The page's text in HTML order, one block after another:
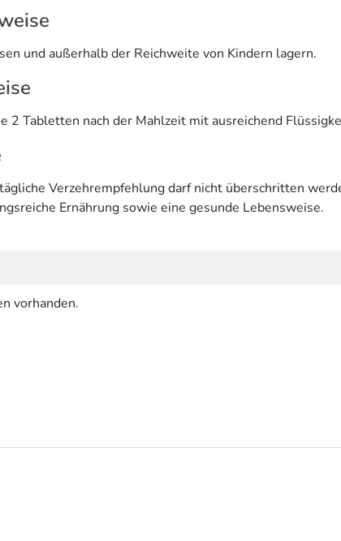
und außerhalb der Reichweite von Kindern lagern.
2 Tabletten nach der Mahlzeit mit ausreichend
Verzehrempfehlung darf nicht überschritten
Ernährung sowie eine gesunde Lebensweise.
vorhanden.